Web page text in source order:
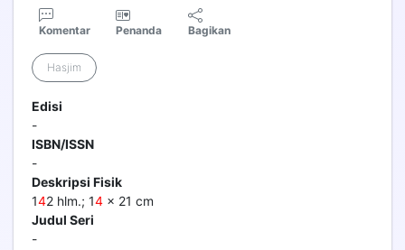
Komentar Penanda Bagikan
Hasjim
Edisi
-
ISBN/ISSN
-
Deskripsi Fisik
142 hlm.; 14 x 21 cm
Judul Seri
-